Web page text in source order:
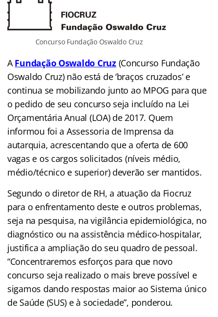
Concurso Fundação Oswaldo Cruz
AFundação Oswaldo Cruz(Concurso Fundação
Oswaldo Cruz) não está de ‘braços cruzados’ e
continua se mobilizando junto ao MPOG para que
o pedido de seu concurso seja incluído na Lei
Orçamentária Anual (LOA) de 2017. Quem
informou foi a Assessoria de Imprensa da
autarquia, acrescentando que a oferta de 600
vagas e os cargos solicitados (níveis médio,
médio/técnico e superior) deverão ser mantidos.
Segundo o diretor de RH, a atuação da Fiocruz
para o enfrentamento deste e outros problemas,
seja na pesquisa, na vigilância epidemiológica, no
diagnóstico ou na assistência médico-hospitalar,
justifica a ampliação do seu quadro de pessoal.
“Concentraremos esforços para que novo
concurso seja realizado o mais breve possível e
sigamos dando respostas maior ao Sistema único
de Saúde (SUS) e à sociedade”, ponderou.